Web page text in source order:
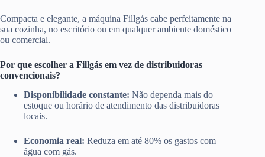
Compacta e elegante, a máquina Fillgás cabe perfeitamente na
sua cozinha, no escritório ou em qualquer ambiente doméstico
ou comercial.
Por que escolher a Fillgás em vez de distribuidoras
convencionais?
Disponibilidade constante: Não dependa mais do
estoque ou horário de atendimento das distribuidoras
locais.
Economia real: Reduza em até 80% os gastos com
água com gás.